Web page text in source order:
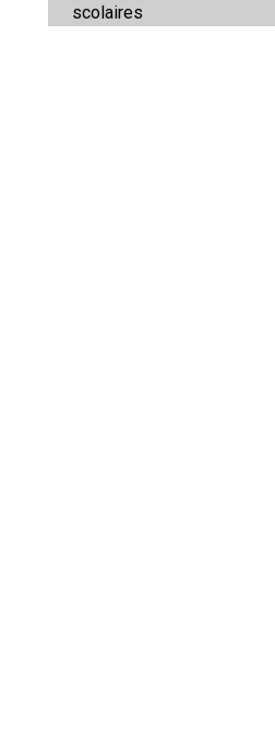
C’est sa dimension solidaire qui
proposer les meilleurs
C’est le moment de vous inscrire
trois spectacles si vous
autant que vous voudrez en liste
la porte de ces voisins plus
visite… (même s’ils ne le savent
Plaquette Escapades Spectacles
scolaires